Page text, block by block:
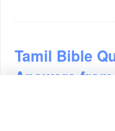
Tamil Bible
Answers from